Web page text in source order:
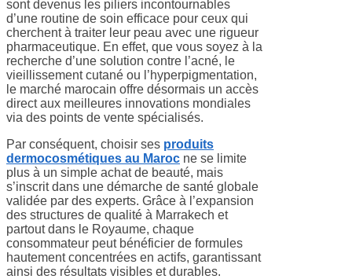
sont devenus les piliers incontournables
d’une routine de soin efficace pour ceux qui
cherchent à traiter leur peau avec une rigueur
pharmaceutique. En effet, que vous soyez à la
recherche d’une solution contre l’acné, le
vieillissement cutané ou l’hyperpigmentation,
le marché marocain offre désormais un accès
direct aux meilleures innovations mondiales
via des points de vente spécialisés.
Par conséquent, choisir ses produits
dermocosmétiques au Maroc ne se limite
plus à un simple achat de beauté, mais
s’inscrit dans une démarche de santé globale
validée par des experts. Grâce à l’expansion
des structures de qualité à Marrakech et
partout dans le Royaume, chaque
consommateur peut bénéficier de formules
hautement concentrées en actifs, garantissant
ainsi des résultats visibles et durables.